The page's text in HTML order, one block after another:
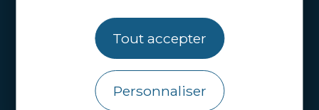
Tout accepter
Personnaliser
Qui sommes nous ?